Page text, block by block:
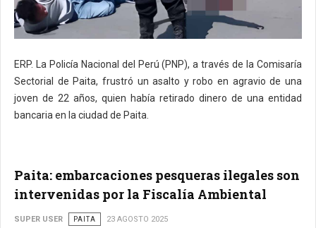
ERP. La Policía Nacional del Perú (PNP), a través de la Comisaría
Sectorial de Paita, frustró un asalto y robo en agravio de una
joven de 22 años, quien había retirado dinero de una entidad
bancaria en la ciudad de Paita.
Paita: embarcaciones pesqueras ilegales son
intervenidas por la Fiscalía Ambiental
SUPER USER PAITA 23 AGOSTO 2025